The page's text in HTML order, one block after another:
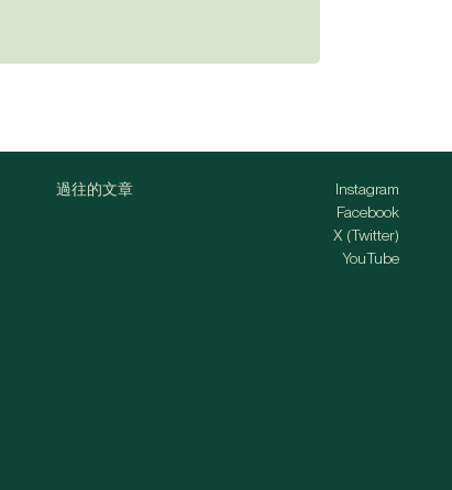
過往的文章
Instagram
Facebook
X (Twitter)
YouTube